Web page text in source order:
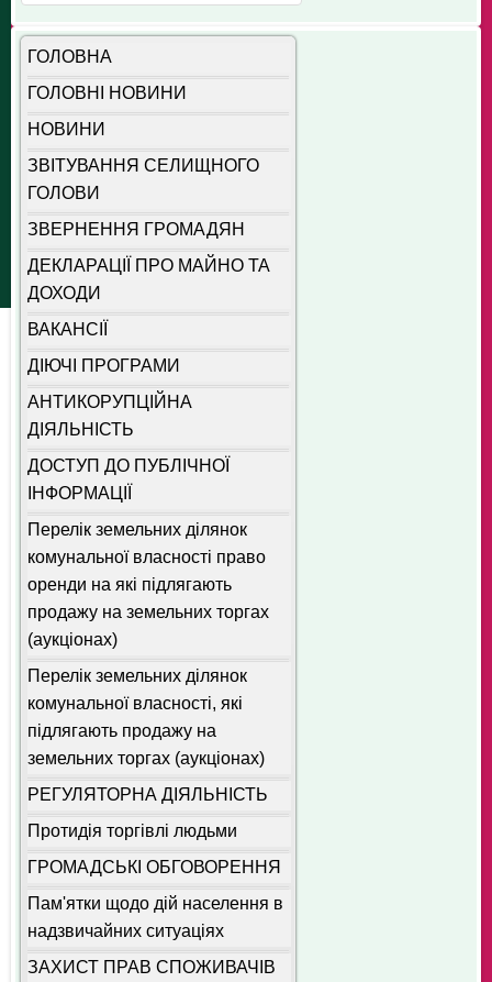
ГОЛОВНА
ГОЛОВНІ НОВИНИ
НОВИНИ
ЗВІТУВАННЯ СЕЛИЩНОГО
ГОЛОВИ
ЗВЕРНЕННЯ ГРОМАДЯН
ДЕКЛАРАЦІЇ ПРО МАЙНО ТА
ДОХОДИ
ВАКАНСІЇ
ДІЮЧІ ПРОГРАМИ
АНТИКОРУПЦІЙНА
ДІЯЛЬНІСТЬ
ДОСТУП ДО ПУБЛІЧНОЇ
ІНФОРМАЦІЇ
Перелік земельних ділянок
комунальної власності право
оренди на які підлягають
продажу на земельних торгах
(аукціонах)
Перелік земельних ділянок
комунальної власності, які
підлягають продажу на
земельних торгах (аукціонах)
РЕГУЛЯТОРНА ДІЯЛЬНІСТЬ
Протидія торгівлі людьми
ГРОМАДСЬКІ ОБГОВОРЕННЯ
Пам'ятки щодо дій населення в
надзвичайних ситуаціях
ЗАХИСТ ПРАВ СПОЖИВАЧІВ